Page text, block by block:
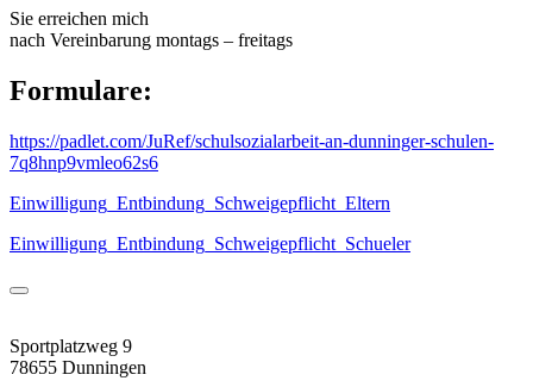
Sie erreichen mich
nach Vereinbarung montags – freitags
Formulare:
https://padlet.com/JuRef/schulsozialarbeit-an-dunninger-schulen-
7q8hnp9vmleo62s6
Einwilligung_Entbindung_Schweigepflicht_Eltern
Einwilligung_Entbindung_Schweigepflicht_Schueler
Sportplatzweg 9
78655 Dunningen